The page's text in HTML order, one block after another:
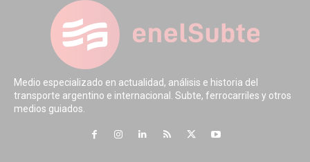
Medio especializado en actualidad, análisis e historia del
transporte argentino e internacional. Subte, ferrocarriles y otros
medios guiados.